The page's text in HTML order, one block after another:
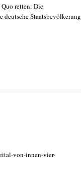
retten: Die
deutsche Staatsbevölkerung
von-innen-vier-